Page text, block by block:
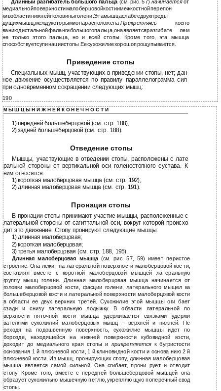
Длинный разгибатель большого пальца (см. рис. 57) начинаетсяот
медиальнойповерхностималоберцовойкостиимежкостнойперепон
кивобластинижнейполовиныголени.Этамышцаслабеедвухпреды
дущихмышц,междукоторымионарасположена.Прикрепляясь косно
ваниюдистальнойфалангибольшогопальца,онаявляетсяразгибате лем
не только этого пальца, но и всей стопы. Кроме того, эта мышца
способствуетсупинациистопы.Еесухожилиехорошопрощупывается.
Приведение стопы
Специальных мышц, участвующих в приведении стопы, нет; дан
ное движение осуществляется по правилу параллелограмма сил
при одновременном сокращении следующих мышц:
190
М Ы Ш Ц Ы Н И Ж Н Е Й К О Н Е Ч Н О С Т И
1)передней большеберцовой (см. стр. 188);
2)задней большеберцовой (см. стр. 188).
Отведение стопы
Мышцы, участвующие в отведении стопы, расположены с лате
ральной стороны от вертикальной оси голеностопного сустава. К
ним относятся:
1)короткая малоберцовая мышца (см. стр. 192);
2)длинная малоберцовая мышца (см. стр. 191).
Пронация стопы
В пронации стопы принимают участие мышцы, расположенные с
латеральной стороны от сагиттальной оси, вокруг которой происхо
дит это движение. Стопу пронируют следующие мышцы:
1)длинная малоберцовая;
2)короткая малоберцовая;
3)третья малоберцовая (см. стр. 188, 195).
Длинная малоберцовая мышца(см. рис. 57, 59) имеет перистое
строение. Она лежит на латеральной поверхности малоберцовой кос ти,
составляя вместе с короткой малоберцовой мышцей латеральную
группу мышц голени. Длинная малоберцовая мышца начинается от
головки малоберцовой кости, фасции голени, латерального мыщел ка
большеберцовой кости и латеральной поверхности малоберцовой кости
в области ее двух верхних третей. Сухожилие этой мышцы оги бает
сзади и снизу латеральную лодыжку. В области латеральной по
верхности пяточной кости мышца удерживается связками удержи
вателями сухожилий малоберцовых мышц – верхней и нижней. Пе
реходя на подошвенную поверхность, сухожилие мышцы идет по
борозде, находящейся на нижней поверхности кубовидной кости,
доходит до медиального края стопы и прикрепляется к бугристости
основания 1 й плюсневой кости, 1 й клиновидной кости и основа нию 2 й
плюсневой кости. Из мышц, пронирующих стопу, длинная малоберцовая
мышца является самой сильной. Она сгибает, прони рует и отводит
стопу. Кроме того, вместе с передней большеберцовой мышцей она
образует сухожильно мышечную петлю, укрепляю щую поперечный свод
стопы.